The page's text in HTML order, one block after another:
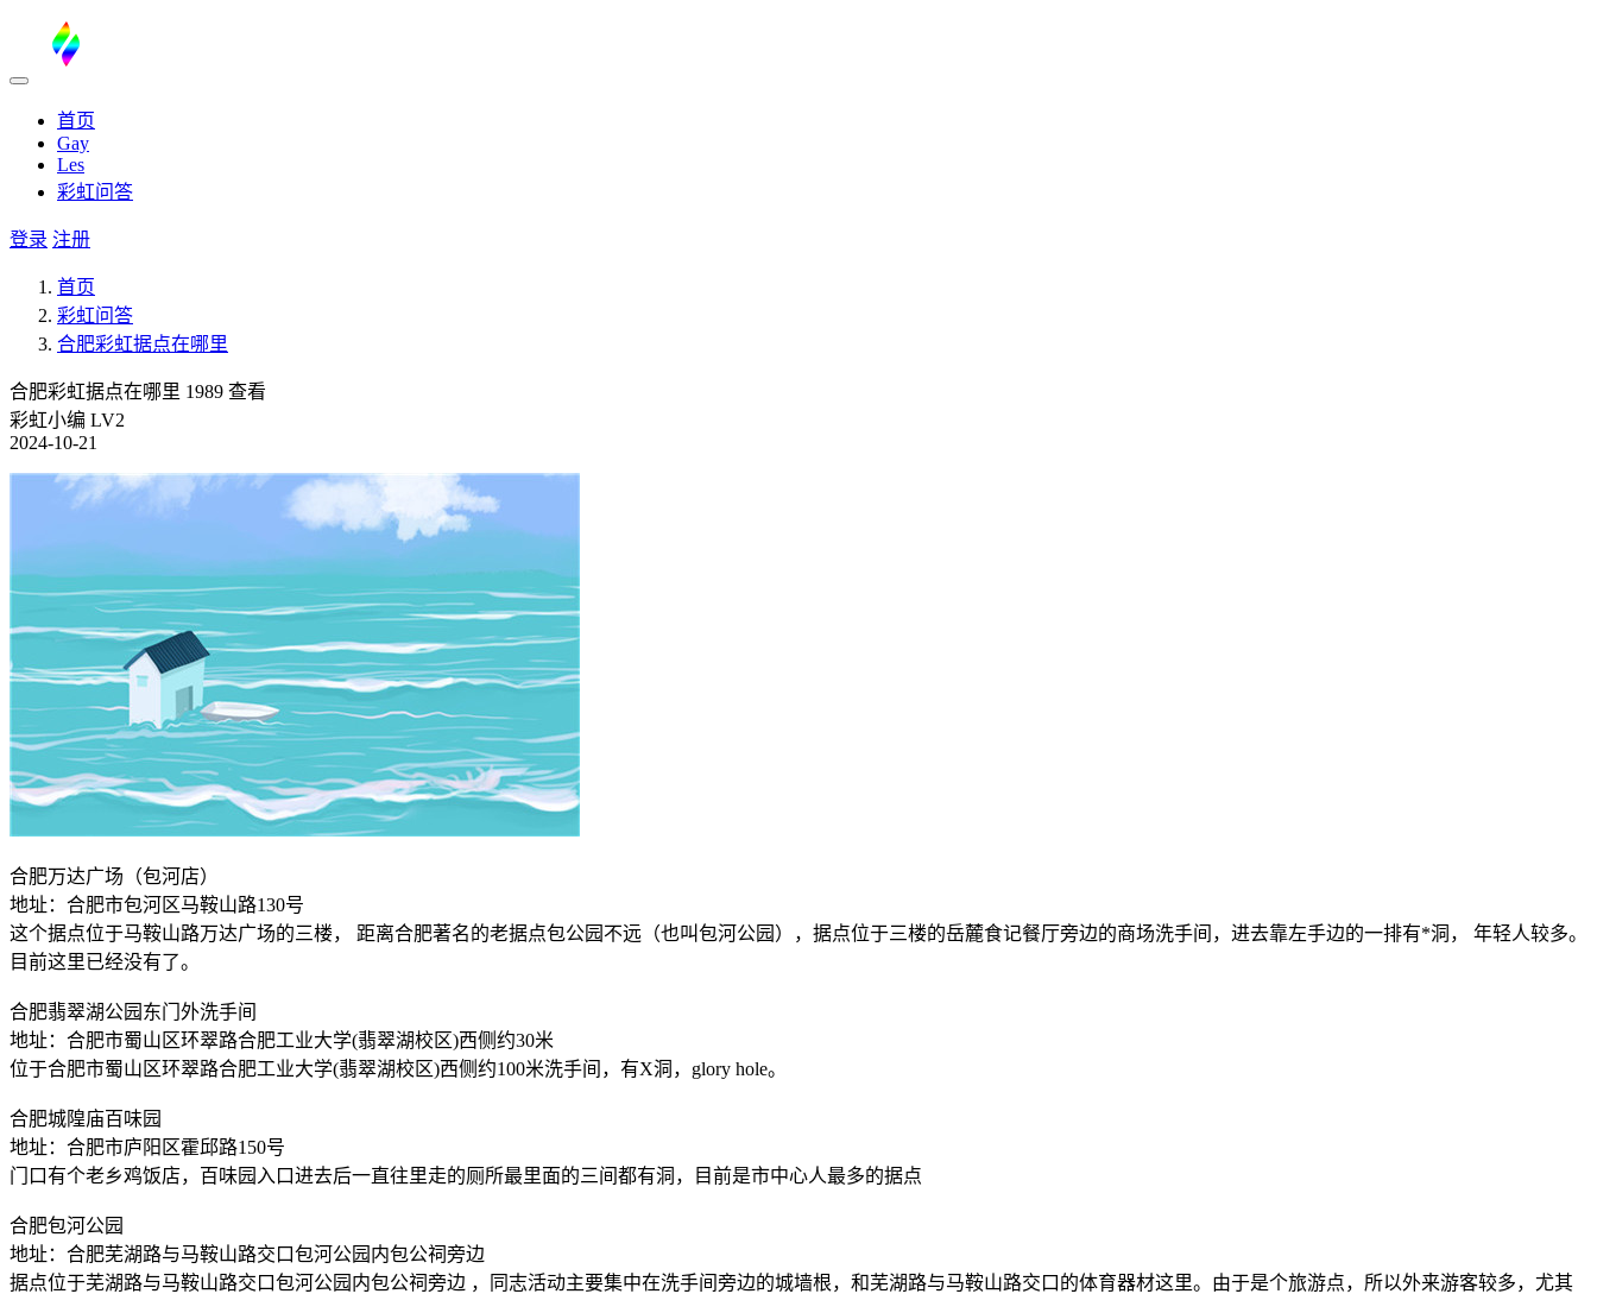
首页
Gay
Les
彩虹问答
登录 注册
首页
彩虹问答
合肥彩虹据点在哪里
合肥彩虹据点在哪里 1989 查看
彩虹小编 LV2
2024-10-21
合肥万达广场（包河店）
地址：合肥市包河区马鞍山路130号
这个据点位于马鞍山路万达广场的三楼， 距离合肥著名的老据点包公园不远（也叫包河公园），据点位于三楼的岳麓食记餐厅旁边的商场洗手间，进去靠左手边的一排有*洞， 年轻人较多。
目前这里已经没有了。
合肥翡翠湖公园东门外洗手间
地址：合肥市蜀山区环翠路合肥工业大学(翡翠湖校区)西侧约30米
位于合肥市蜀山区环翠路合肥工业大学(翡翠湖校区)西侧约100米洗手间，有X洞，glory hole。
合肥城隍庙百味园
地址：合肥市庐阳区霍邱路150号
门口有个老乡鸡饭店，百味园入口进去后一直往里走的厕所最里面的三间都有洞，目前是市中心人最多的据点
合肥包河公园
地址：合肥芜湖路与马鞍山路交口包河公园内包公祠旁边
据点位于芜湖路与马鞍山路交口包河公园内包公祠旁边 ，同志活动主要集中在洗手间旁边的城墙根，和芜湖路与马鞍山路交口的体育器材这里。由于是个旅游点，所以外来游客较多，尤其